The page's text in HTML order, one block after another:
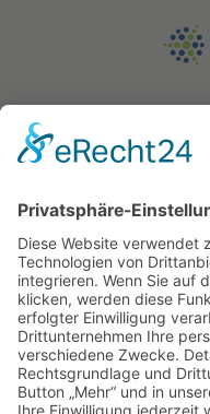
STATIKWERK GmbH
Geschäftspartner
Projekte